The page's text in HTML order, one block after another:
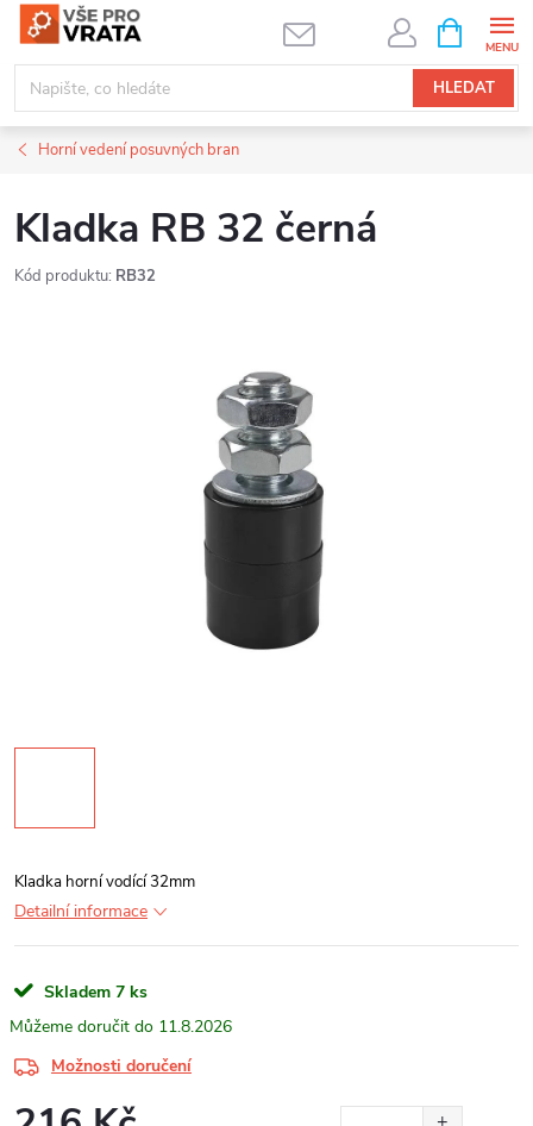
Přejít
obsah
HLEDAT
NÁKUPNÍ
KOŠÍK
Horní vedení posuvných bran
Kladka RB 32 černá
Kód produktu: RB32
Kladka horní vodící 32mm
Detailní informace
Skladem 7 ks
11.8.2026
Možnosti doručení